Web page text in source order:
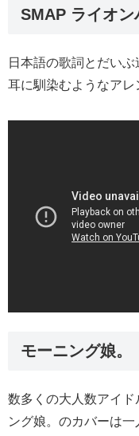
SMAP ライオン
日本語の歌詞とだい
耳に馴染むようなアレ
モーニング娘
数多くの大人数アイ
ング娘。のカバーは